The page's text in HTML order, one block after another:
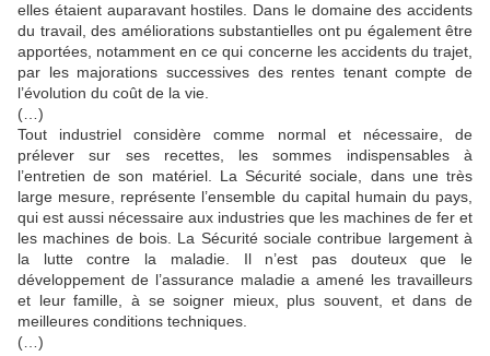
elles étaient auparavant hostiles. Dans le domaine des accidents
du travail, des améliorations substantielles ont pu également être
apportées, notamment en ce qui concerne les accidents du trajet,
par les majorations successives des rentes tenant compte de
l’évolution du coût de la vie.
(…)
Tout industriel considère comme normal et nécessaire, de
prélever sur ses recettes, les sommes indispensables à
l’entretien de son matériel. La Sécurité sociale, dans une très
large mesure, représente l’ensemble du capital humain du pays,
qui est aussi nécessaire aux industries que les machines de fer et
les machines de bois. La Sécurité sociale contribue largement à
la lutte contre la maladie. Il n’est pas douteux que le
développement de l’assurance maladie a amené les travailleurs
et leur famille, à se soigner mieux, plus souvent, et dans de
meilleures conditions techniques.
(…)